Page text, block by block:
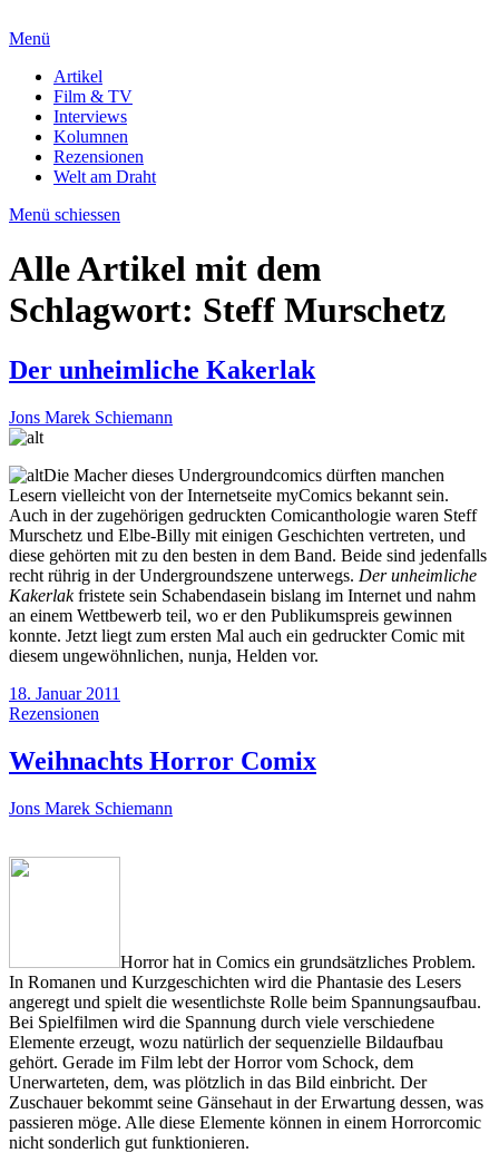
Menü
Artikel
Film & TV
Interviews
Kolumnen
Rezensionen
Welt am Draht
Menü schiessen
Alle Artikel mit dem
Schlagwort: Steff Murschetz
Der unheimliche Kakerlak
Jons Marek Schiemann
Die Macher dieses Undergroundcomics dürften manchen
Lesern vielleicht von der Internetseite myComics bekannt sein.
Auch in der zugehörigen gedruckten Comicanthologie waren Steff
Murschetz und Elbe-Billy mit einigen Geschichten vertreten, und
diese gehörten mit zu den besten in dem Band. Beide sind jedenfalls
recht rührig in der Undergroundszene unterwegs. Der unheimliche
Kakerlakfristete sein Schabendasein bislang im Internet und nahm
an einem Wettbewerb teil, wo er den Publikumspreis gewinnen
konnte. Jetzt liegt zum ersten Mal auch ein gedruckter Comic mit
diesem ungewöhnlichen, nunja, Helden vor.
18. Januar 2011
Rezensionen
Weihnachts Horror Comix
Jons Marek Schiemann
Horror hat in Comics ein grundsätzliches Problem.
In Romanen und Kurzgeschichten wird die Phantasie des Lesers
angeregt und spielt die wesentlichste Rolle beim Spannungsaufbau.
Bei Spielfilmen wird die Spannung durch viele verschiedene
Elemente erzeugt, wozu natürlich der sequenzielle Bildaufbau
gehört. Gerade im Film lebt der Horror vom Schock, dem
Unerwarteten, dem, was plötzlich in das Bild einbricht. Der
Zuschauer bekommt seine Gänsehaut in der Erwartung dessen, was
passieren möge. Alle diese Elemente können in einem Horrorcomic
nicht sonderlich gut funktionieren.